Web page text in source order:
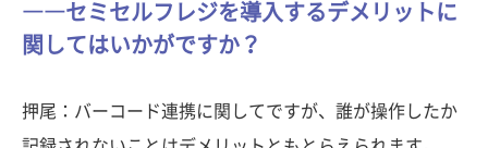
――セミセルフレジを導入するデメリットに
関してはいかがですか？
押尾：バーコード連携に関してですが、誰が操作したか